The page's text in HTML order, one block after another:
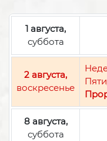
1 августа,
суббота
2 августа,
воскресенье
8 августа,
суббота